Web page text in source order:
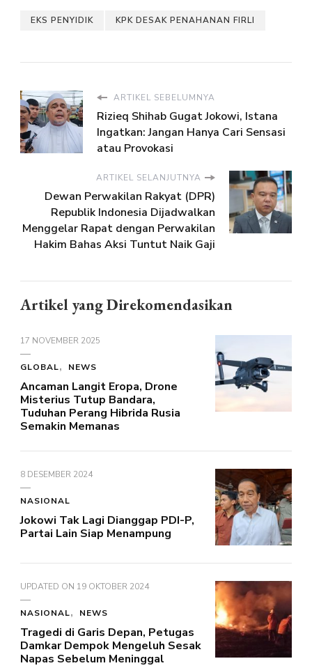
EKS PENYIDIK KPK DESAK PENAHANAN FIRLI
ARTIKEL SEBELUMNYA
Rizieq Shihab Gugat Jokowi, Istana
Ingatkan: Jangan Hanya Cari Sensasi
atau Provokasi
ARTIKEL SELANJUTNYA
Dewan Perwakilan Rakyat (DPR)
Republik Indonesia Dijadwalkan
Menggelar Rapat dengan Perwakilan
Hakim Bahas Aksi Tuntut Naik Gaji
Artikel yang Direkomendasikan
17 NOVEMBER 2025
GLOBAL NEWS
Ancaman Langit Eropa, Drone
Misterius Tutup Bandara,
Tuduhan Perang Hibrida Rusia
Semakin Memanas
8 DESEMBER 2024
NASIONAL
Jokowi Tak Lagi Dianggap PDI-P,
Partai Lain Siap Menampung
UPDATED ON 19 OKTOBER 2024
NASIONAL NEWS
Tragedi di Garis Depan, Petugas
Damkar Dempok Mengeluh Sesak
Napas Sebelum Meninggal